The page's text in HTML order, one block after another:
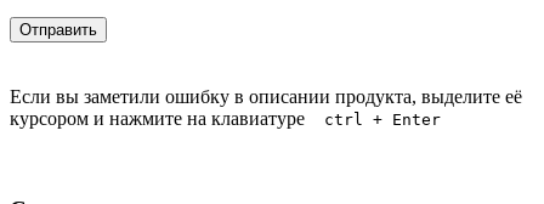
Если вы заметили ошибку в описании продукта, выделите её
курсором и нажмите на клавиатуре
ctrl + Enter